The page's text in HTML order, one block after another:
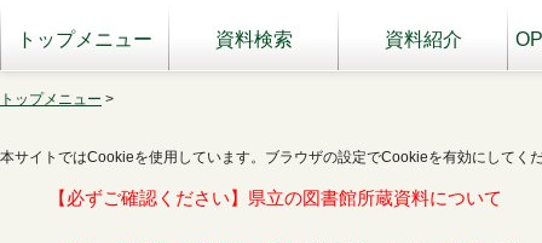
トップメニュー 資料検索 資料紹介
トップメニュー >
本サイトではCookieを使用しています。ブラウザの設定でCookieを有効にしてく
【必ずご確認ください】県立の図書館所蔵資料について